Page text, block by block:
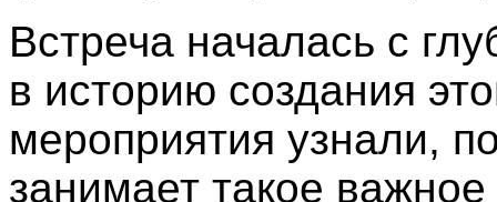
Встреча началась с
в историю создания
мероприятия узнали,
занимает такое